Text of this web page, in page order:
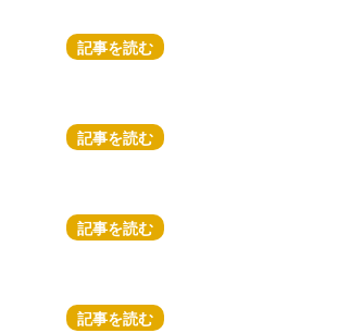
記事を読む
記事を読む
記事を読む
記事を読む